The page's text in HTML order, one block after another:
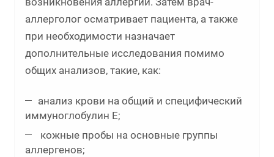
аллерголог осматривает пациента, а также
при необходимости назначает
дополнительные исследования помимо
общих анализов, такие, как:
анализ крови на общий и специфический
иммуноглобулин Е;
кожные пробы на основные группы
аллергенов;